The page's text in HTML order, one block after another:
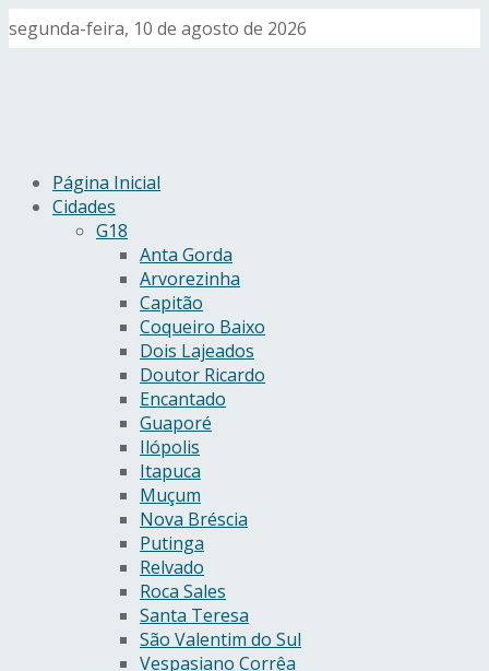
segunda-feira, 10 de agosto de 2026
Página Inicial
Cidades
G18
Anta Gorda
Arvorezinha
Capitão
Coqueiro Baixo
Dois Lajeados
Doutor Ricardo
Encantado
Guaporé
Ilópolis
Itapuca
Muçum
Nova Bréscia
Putinga
Relvado
Roca Sales
Santa Teresa
São Valentim do Sul
Vespasiano Corrêa